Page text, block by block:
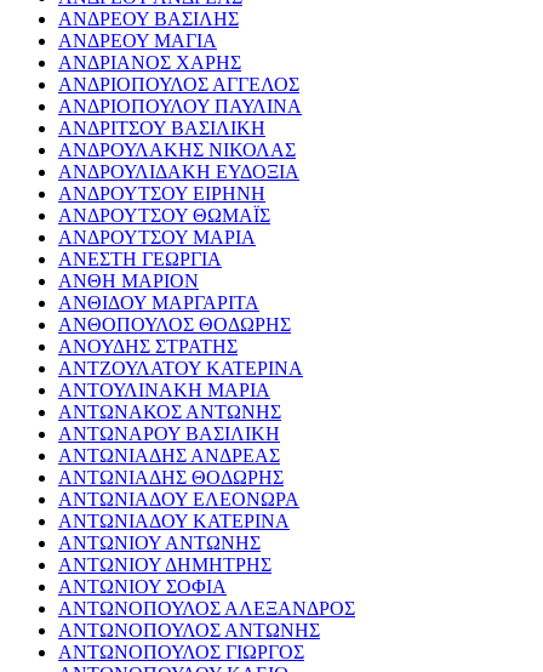
ΑΝΔΡΕΟΥ ΒΑΣΙΛΗΣ
ΑΝΔΡΕΟΥ ΜΑΓΙΑ
ΑΝΔΡΙΑΝΟΣ ΧΑΡΗΣ
ΑΝΔΡΙΟΠΟΥΛΟΣ ΑΓΓΕΛΟΣ
ΑΝΔΡΙΟΠΟΥΛΟΥ ΠΑΥΛΙΝΑ
ΑΝΔΡΙΤΣΟΥ ΒΑΣΙΛΙΚΗ
ΑΝΔΡΟΥΛΑΚΗΣ ΝΙΚΟΛΑΣ
ΑΝΔΡΟΥΛΙΔΑΚΗ ΕΥΔΟΞΙΑ
ΑΝΔΡΟΥΤΣΟΥ ΕΙΡΗΝΗ
ΑΝΔΡΟΥΤΣΟΥ ΘΩΜΑΪΣ
ΑΝΔΡΟΥΤΣΟΥ ΜΑΡΙΑ
ΑΝΕΣΤΗ ΓΕΩΡΓΙΑ
ΑΝΘΗ ΜΑΡΙΟΝ
ΑΝΘΙΔΟΥ ΜΑΡΓΑΡΙΤΑ
ΑΝΘΟΠΟΥΛΟΣ ΘΟΔΩΡΗΣ
ΑΝΟΥΔΗΣ ΣΤΡΑΤΗΣ
ΑΝΤΖΟΥΛΑΤΟΥ ΚΑΤΕΡΙΝΑ
ΑΝΤΟΥΛΙΝΑΚΗ ΜΑΡΙΑ
ΑΝΤΩΝΑΚΟΣ ΑΝΤΩΝΗΣ
ΑΝΤΩΝΑΡΟΥ ΒΑΣΙΛΙΚΗ
ΑΝΤΩΝΙΑΔΗΣ ΑΝΔΡΕΑΣ
ΑΝΤΩΝΙΑΔΗΣ ΘΟΔΩΡΗΣ
ΑΝΤΩΝΙΑΔΟΥ ΕΛΕΟΝΩΡΑ
ΑΝΤΩΝΙΑΔΟΥ ΚΑΤΕΡΙΝΑ
ΑΝΤΩΝΙΟΥ ΑΝΤΩΝΗΣ
ΑΝΤΩΝΙΟΥ ΔΗΜΗΤΡΗΣ
ΑΝΤΩΝΙΟΥ ΣΟΦΙΑ
ΑΝΤΩΝΟΠΟΥΛΟΣ ΑΛΕΞΑΝΔΡΟΣ
ΑΝΤΩΝΟΠΟΥΛΟΣ ΑΝΤΩΝΗΣ
ΑΝΤΩΝΟΠΟΥΛΟΣ ΓΙΩΡΓΟΣ